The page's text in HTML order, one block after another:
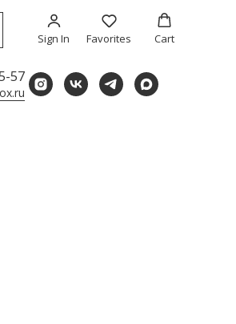
Sign In Favorites Cart
57